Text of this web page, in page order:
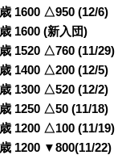
△950 (12/6)
(新入団)
1520 △760 (11/29)
1400 △200 (12/5)
1300 △520 (12/2)
1250 △50 (11/18)
1200 △100 (11/19)
1200 ▼800(11/22)